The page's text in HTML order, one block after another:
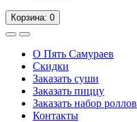
Корзина: 0
О Пять Самураев
Скидки
Заказать суши
Заказать пиццу
Заказать набор роллов
Контакты